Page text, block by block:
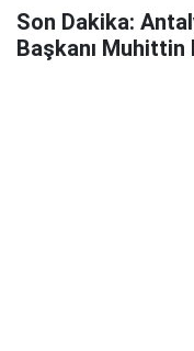
Son Dakika:
Başkanı Muhittin